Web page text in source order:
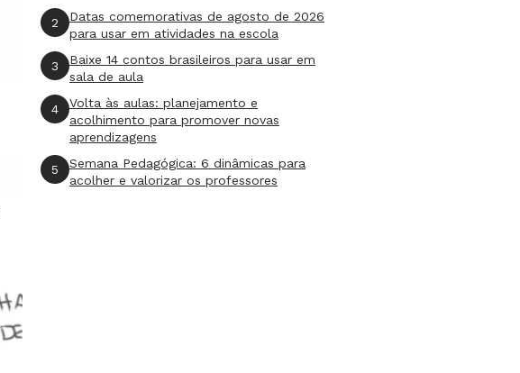
2
Datas comemorativas de agosto de 2026
para usar em atividades na escola
3
Baixe 14 contos brasileiros para usar em
sala de aula
4
Volta às aulas: planejamento e
acolhimento para promover novas
aprendizagens
5
Semana Pedagógica: 6 dinâmicas para
acolher e valorizar os professores